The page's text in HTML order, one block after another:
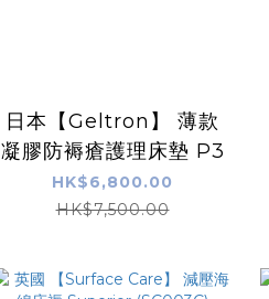
日本【Geltron】 薄款
凝膠防褥瘡護理床墊 P3
HK$6,800.00
HK$7,500.00